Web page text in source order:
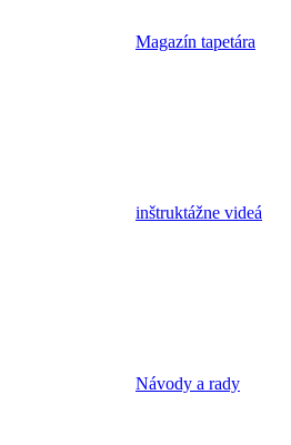
Magazín tapetára
inštruktážne videá
Návody a rady